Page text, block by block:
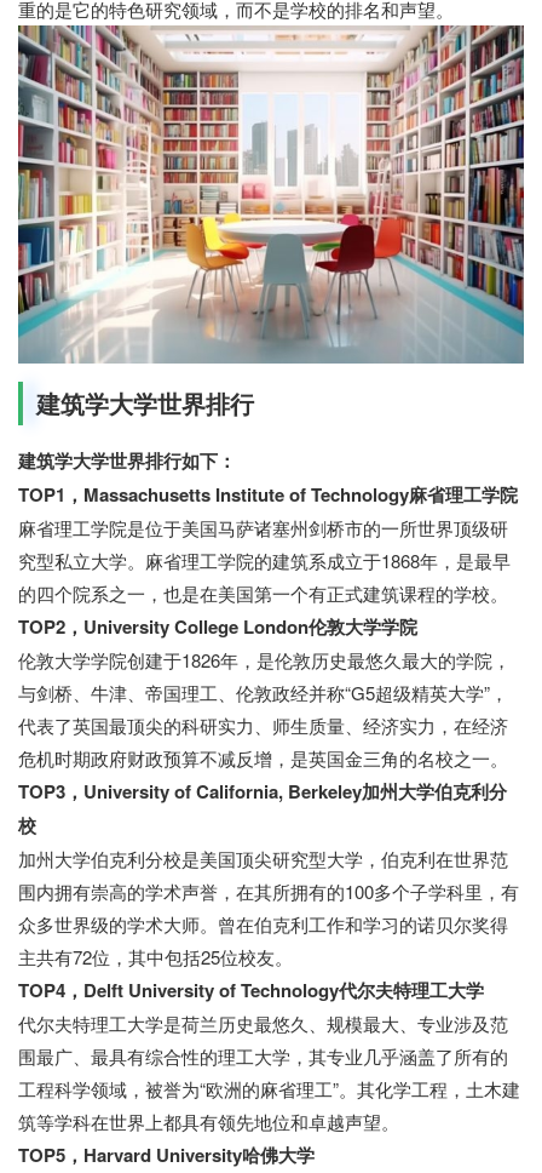
重的是它的特色研究领域，而不是学校的排名和声望。
建筑学大学世界排行
建筑学大学世界排行如下：
TOP1，Massachusetts Institute of Technology麻省理工学院
麻省理工学院是位于美国马萨诸塞州剑桥市的一所世界顶级研
究型私立大学。麻省理工学院的建筑系成立于1868年，是最早
的四个院系之一，也是在美国第一个有正式建筑课程的学校。
TOP2，University College London伦敦大学学院
伦敦大学学院创建于1826年，是伦敦历史最悠久最大的学院，
与剑桥、牛津、帝国理工、伦敦政经并称“G5超级精英大学”，
代表了英国最顶尖的科研实力、师生质量、经济实力，在经济
危机时期政府财政预算不减反增，是英国金三角的名校之一。
TOP3，University of California, Berkeley加州大学伯克利分
校
加州大学伯克利分校是美国顶尖研究型大学，伯克利在世界范
围内拥有崇高的学术声誉，在其所拥有的100多个子学科里，有
众多世界级的学术大师。曾在伯克利工作和学习的诺贝尔奖得
主共有72位，其中包括25位校友。
TOP4，Delft University of Technology代尔夫特理工大学
代尔夫特理工大学是荷兰历史最悠久、规模最大、专业涉及范
围最广、最具有综合性的理工大学，其专业几乎涵盖了所有的
工程科学领域，被誉为“欧洲的麻省理工”。其化学工程，土木建
筑等学科在世界上都具有领先地位和卓越声望。
TOP5，Harvard University哈佛大学